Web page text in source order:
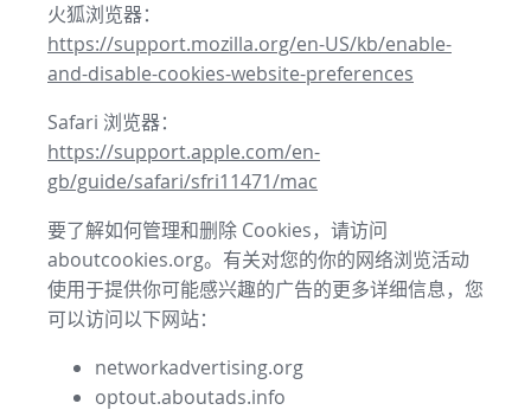
火狐浏览器：
https://support.mozilla.org/en-US/kb/enable-
and-disable-cookies-website-preferences
Safari 浏览器：
https://support.apple.com/en-
gb/guide/safari/sfri11471/mac
要了解如何管理和删除 Cookies，请访问
aboutcookies.org。有关对您的你的网络浏览活动
使用于提供你可能感兴趣的广告的更多详细信息，您
可以访问以下网站：
networkadvertising.org
optout.aboutads.info